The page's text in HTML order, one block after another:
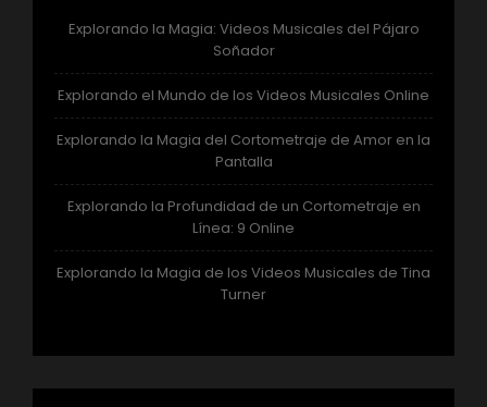
Explorando la Magia: Videos Musicales del Pájaro
Soñador
Explorando el Mundo de los Videos Musicales Online
Explorando la Magia del Cortometraje de Amor en la
Pantalla
Explorando la Profundidad de un Cortometraje en
Línea: 9 Online
Explorando la Magia de los Videos Musicales de Tina
Turner